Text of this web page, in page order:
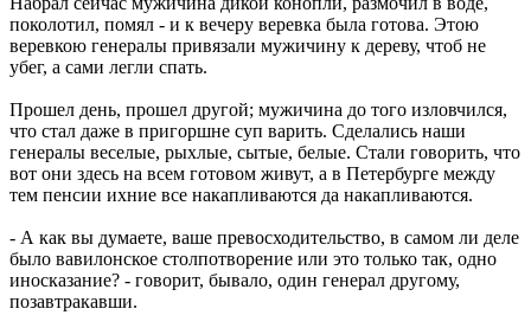
поколотил, помял - и к вечеру веревка была готова. Этою
веревкою генералы привязали мужичину к дереву, чтоб не
убег, а сами легли спать.
Прошел день, прошел другой; мужичина до того изловчился,
что стал даже в пригоршне суп варить. Сделались наши
генералы веселые, рыхлые, сытые, белые. Стали говорить, что
вот они здесь на всем готовом живут, а в Петербурге между
тем пенсии ихние все накапливаются да накапливаются.
- А как вы думаете, ваше превосходительство, в самом ли деле
было вавилонское столпотворение или это только так, одно
иносказание? - говорит, бывало, один генерал другому,
позавтракавши.